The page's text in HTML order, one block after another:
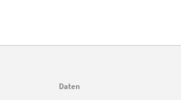
Daten